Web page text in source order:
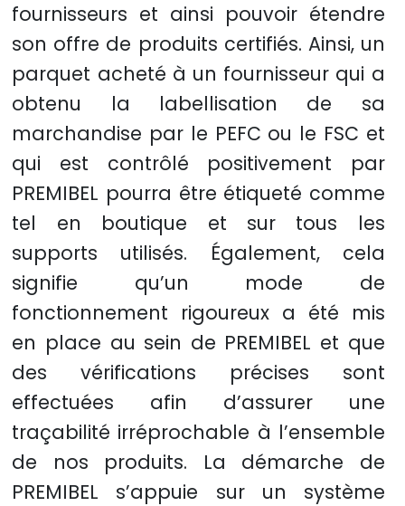
fournisseurs et ainsi pouvoir étendre
son offre de produits certifiés. Ainsi, un
parquet acheté à un fournisseur qui a
obtenu la labellisation de sa
marchandise par le PEFC ou le FSC et
qui est contrôlé positivement par
PREMIBEL pourra être étiqueté comme
tel en boutique et sur tous les
supports utilisés. Également, cela
signifie qu’un mode de
fonctionnement rigoureux a été mis
en place au sein de PREMIBEL et que
des vérifications précises sont
effectuées afin d’assurer une
traçabilité irréprochable à l’ensemble
de nos produits. La démarche de
PREMIBEL s’appuie sur un système